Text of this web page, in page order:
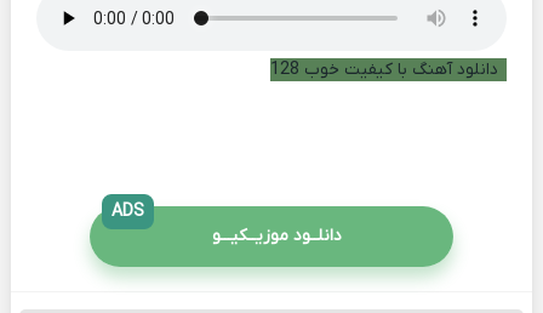
دانلود آهنگ با کیفیت خوب 128
دانلــود موزیــکیـــو
ADS